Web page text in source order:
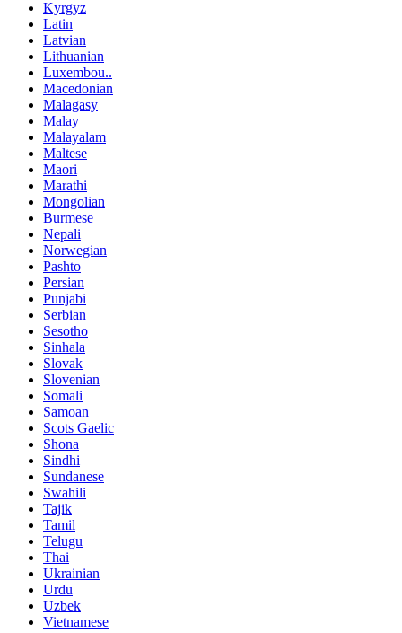
Kyrgyz
Latin
Latvian
Lithuanian
Luxembou..
Macedonian
Malagasy
Malay
Malayalam
Maltese
Maori
Marathi
Mongolian
Burmese
Nepali
Norwegian
Pashto
Persian
Punjabi
Serbian
Sesotho
Sinhala
Slovak
Slovenian
Somali
Samoan
Scots Gaelic
Shona
Sindhi
Sundanese
Swahili
Tajik
Tamil
Telugu
Thai
Ukrainian
Urdu
Uzbek
Vietnamese